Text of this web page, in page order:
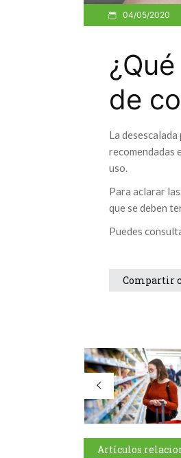
04/05/2020
de
La
recomendadas
uso.
Para aclarar
que se deben
Puedes
Compartir
Artículos